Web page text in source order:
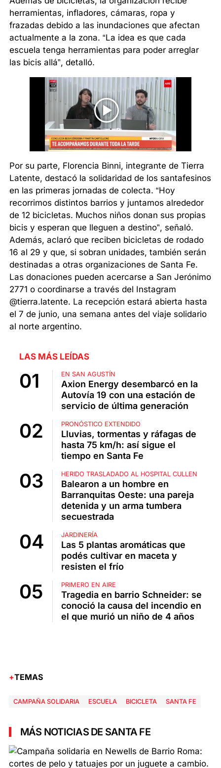
herramientas, infladores, cámaras, ropa y
frazadas debido a las inundaciones que afectan
actualmente a la zona. “La idea es que cada
escuela tenga herramientas para poder arreglar
las bicis allá”, detalló.
Por su parte, Florencia Binni, integrante de Tierra
Latente, destacó la solidaridad de los santafesinos
en las primeras jornadas de colecta. “Hoy
recorrimos distintos barrios y juntamos alrededor
de 12 bicicletas. Muchos niños donan sus propias
bicis y esperan que lleguen a destino”, señaló.
Además, aclaró que reciben bicicletas de rodado
16 al 29 y que, si sobran unidades, también serán
destinadas a otras organizaciones de Santa Fe.
Las donaciones pueden acercarse a San Jerónimo
2771 o coordinarse a través del Instagram
@tierra.latente. La recepción estará abierta hasta
el 7 de junio, una semana antes del viaje solidario
al norte argentino.
LAS MÁS LEÍDAS
EN SAN AGUSTÍN
Axion Energy desembarcó en la
Autovía 19 con una estación de
servicio de última generación
PRONÓSTICO EXTENDIDO
Lluvias, tormentas y ráfagas de
hasta 75 km/h: así sigue el
tiempo en Santa Fe
HERIDO TRASLADADO AL HOSPITAL CULLEN
Balearon a un hombre en
Barranquitas Oeste: una pareja
detenida y un arma tumbera
secuestrada
JARDINERÍA
Las 5 plantas aromáticas que
podés cultivar en maceta y
resisten el frío
PRIMERO EN AIRE
Tragedia en barrio Schneider: se
conoció la causa del incendio en
el que murió un niño de 4 años
TEMAS
CAMPAÑA SOLIDARIA ESCUELA BICICLETA SANTA FE
MÁS NOTICIAS DE SANTA FE